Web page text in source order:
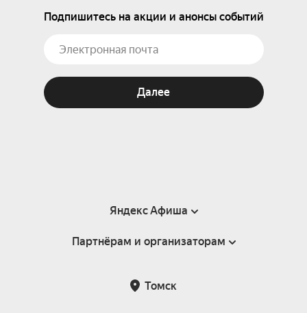
Подпишитесь на акции и анонсы событий
Далее
Яндекс Афиша
Справка
Подарочные сертификаты
Партнёрам и организаторам
Томск